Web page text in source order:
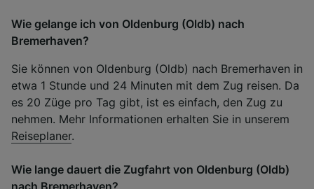
Wie gelange ich von Oldenburg (Oldb) nach
Bremerhaven?
Sie können von Oldenburg (Oldb) nach Bremerhaven in
etwa 1 Stunde und 24 Minuten mit dem Zug reisen. Da
es 20 Züge pro Tag gibt, ist es einfach, den Zug zu
nehmen. Mehr Informationen erhalten Sie in unserem
Reiseplaner.
Wie lange dauert die Zugfahrt von Oldenburg (Oldb)
nach Bremerhaven?